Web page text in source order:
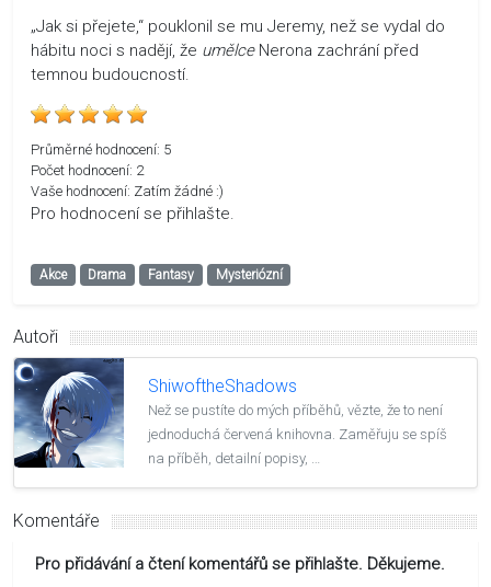
„Jak si přejete,“ pouklonil se mu Jeremy, než se vydal do
hábitu noci s nadějí, že umělceNerona zachrání před
temnou budoucností.
Průměrné hodnocení: 5
Počet hodnocení: 2
Vaše hodnocení: Zatím žádné :)
Pro hodnocení se přihlašte.
Akce Drama Fantasy Mysteriózní
Autoři
ShiwoftheShadows
Než se pustíte do mých příběhů, vězte, že to není
jednoduchá červená knihovna. Zaměřuju se spíš
na příběh, detailní popisy, …
Komentáře
Pro přidávání a čtení komentářů se přihlašte. Děkujeme.